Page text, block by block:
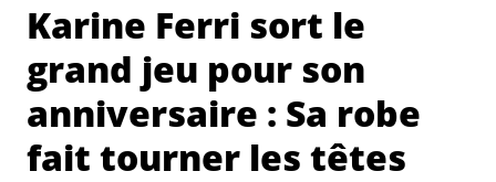
Karine Ferri sort le
grand jeu pour son
anniversaire : Sa robe
fait tourner les têtes